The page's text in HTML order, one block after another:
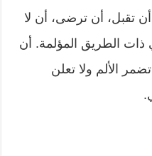
تقبل، أن ترضى، أن لا
الطريق المؤلمة. أن
الألم ولا تعلن